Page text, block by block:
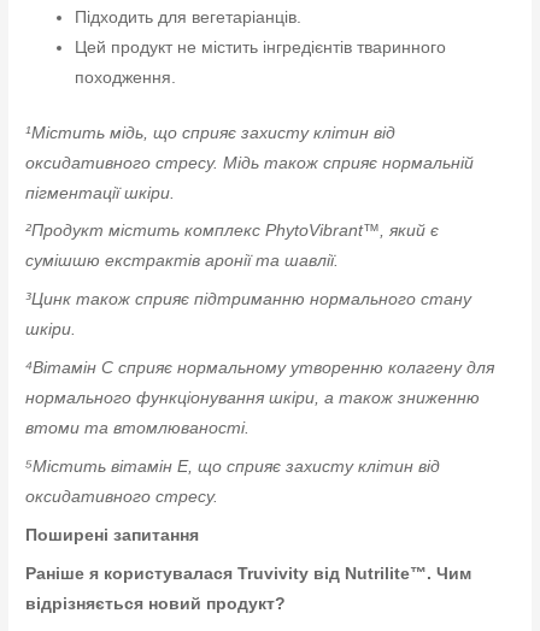
Підходить для вегетаріанців.
Цей продукт не містить інгредієнтів тваринного
походження.
¹Містить мідь, що сприяє захисту клітин від
оксидативного стресу. Мідь також сприяє нормальній
пігментації шкіри.
²Продукт містить комплекс PhytoVibrant™, який є
сумішшю екстрактів аронії та шавлії.
³Цинк також сприяє підтриманню нормального стану
шкіри.
⁴Вітамін С сприяє нормальному утворенню колагену для
нормального функціонування шкіри, а також зниженню
втоми та втомлюваності.
⁵Містить вітамін Е, що сприяє захисту клітин від
оксидативного стресу.
Поширені запитання
Раніше я користувалася Truvivity від Nutrilite™. Чим
відрізняється новий продукт?